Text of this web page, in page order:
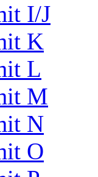
I/J
K
L
M
N
O